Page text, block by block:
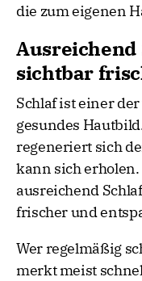
die zum eigenen
Ausreichend
sichtbar
Schlaf ist einer
gesundes
regeneriert sich
kann sich
ausreichend
frischer und
Wer regelmäßig
merkt meist